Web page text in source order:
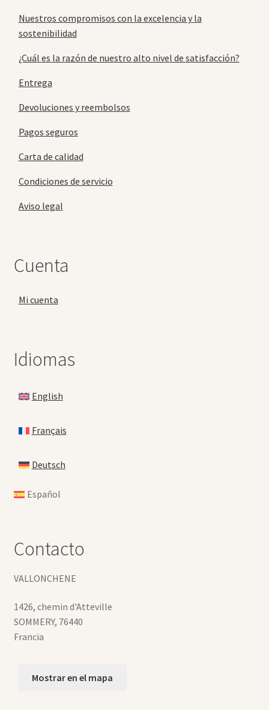
Nuestros compromisos con la excelencia y la
sostenibilidad
¿Cuál es la razón de nuestro alto nivel de satisfacción?
Entrega
Devoluciones y reembolsos
Pagos seguros
Carta de calidad
Condiciones de servicio
Aviso legal
Cuenta
Mi cuenta
Idiomas
English
Français
Deutsch
Español
Contacto
VALLONCHENE
1426, chemin d'Atteville
SOMMERY, 76440
Francia
Mostrar en el mapa